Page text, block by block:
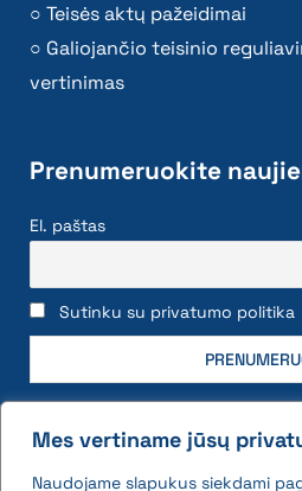
Mes vertiname jūsų
Naudojame slapukus siekdami
Teisės aktų pažeidimai
Galiojančio teisinio
vertinimas
Prenumeruokite
El. paštas
Sutinku su privatumo politika